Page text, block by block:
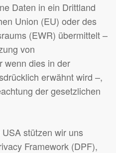
Daten in ein Drittland
Union (EU) oder des
(EWR) übermittelt –
von
wenn dies in der
erwähnt wird –,
der gesetzlichen
stützen wir uns
Framework (DPF),